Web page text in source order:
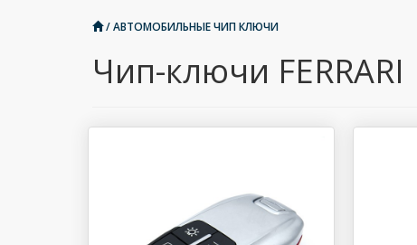
/АВТОМОБИЛЬНЫЕ ЧИП КЛЮЧИ
Чип-ключи FERRARI